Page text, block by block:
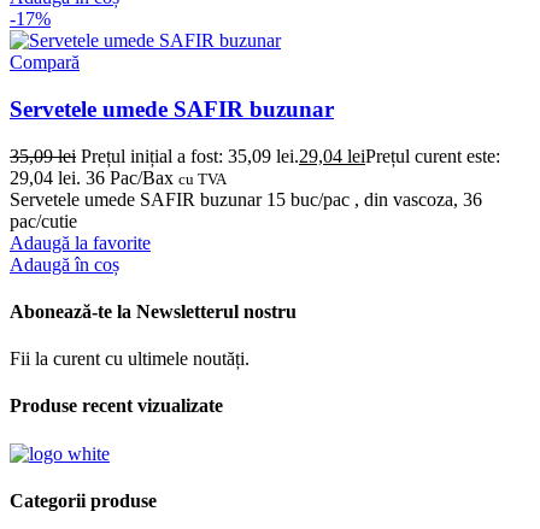
-17%
Compară
Servetele umede SAFIR buzunar
35,09lei Prețul inițial a fost: 35,09 lei.29,04 leiPrețul curent este:
29,04 lei. 36 Pac/Bax cu TVA
Servetele umede SAFIR buzunar 15 buc/pac , din vascoza, 36
pac/cutie
Adaugă la favorite
Adaugă în coș
Abonează-te la Newsletterul nostru
Fii la curent cu ultimele noutăți.
Produse recent vizualizate
Categorii produse